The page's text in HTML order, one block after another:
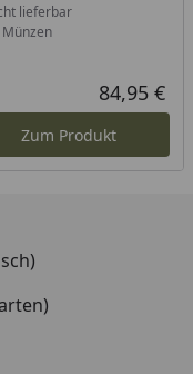
lieferbar
Münzen
84,95 €
Zum Produkt